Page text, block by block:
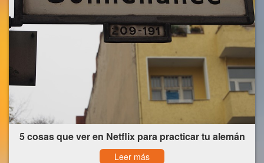
5 cosas que ver en Netflix para practicar tu alemán
Leer más